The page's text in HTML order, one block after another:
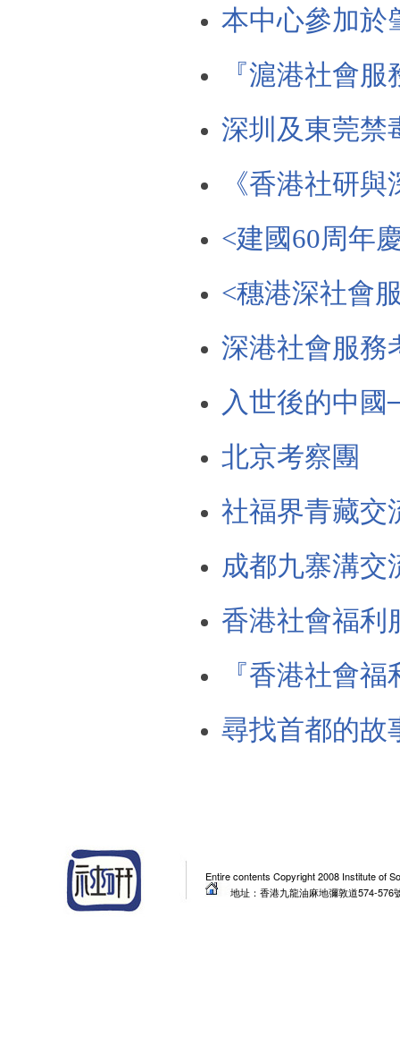
本中心參加於
『滬港社會
深圳及東莞禁
《香港社研
<建國60周年
<穗港深社會
深港社會服務
入世後的中
北京考察團
社福界青藏交
成都九寨溝交
香港社會福利
『香港社會
尋找首都的故
Entire contents Copyright 2008 Institute of
地址：香港九龍油麻地彌敦道574-576